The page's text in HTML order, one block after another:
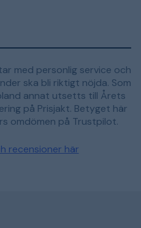
med personlig service och
ska bli riktigt nöjda. Som
annat utsetts till Årets
på Prisjakt. Betyget här
omdömen på Trustpilot.
recensioner här